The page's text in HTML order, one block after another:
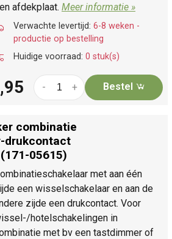
afdekplaat. Meer informatie »
Verwachte levertijd: 6-8 weken -
productie op bestelling
Huidige voorraad: 0 stuk(s)
+
- Bestel
combinatie
drukcontact
05615)
met aan één
een wisselschakelaar en aan de
zijde een drukcontact. Voor
hotelschakelingen in
met bv een tastdimmer of